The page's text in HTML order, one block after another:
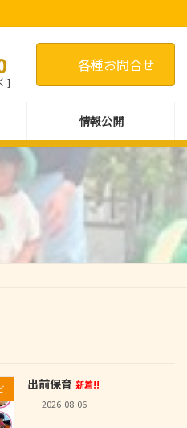
]
各種お問合せ
情報公開
出前保育 新着!!
2026-08-06